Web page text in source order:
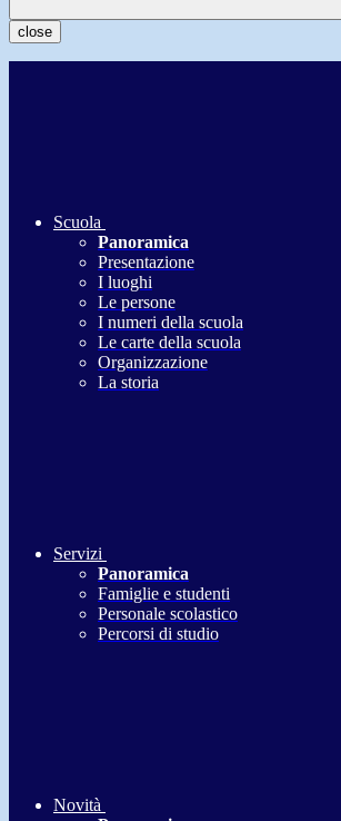
close
Scuola
Panoramica
Presentazione
I luoghi
Le persone
I numeri della scuola
Le carte della scuola
Organizzazione
La storia
Servizi
Panoramica
Famiglie e studenti
Personale scolastico
Percorsi di studio
Novità